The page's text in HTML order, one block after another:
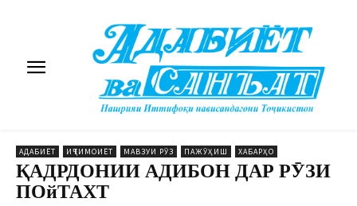
АДАБИЁТ ИҶТИМОИЁТ МАВЗУИ РӮЗ ПАЖӮҲИШ ХАБАРҲО
ҚАДРДОНИИ АДИБОН ДАР РӮЗИ
ПОйТАХТ